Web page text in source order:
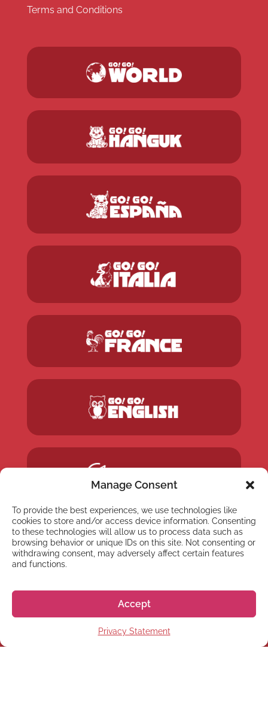
Manage Consent
To provide the best experiences, we use technologies like
cookies to store and/or access device information. Consenting
to these technologies will allow us to process data such as
browsing behavior or unique IDs on this site. Not consenting or
withdrawing consent, may adversely affect certain features
and functions.
Accept
Privacy Statement
Terms and Conditions
NEWSLETTER